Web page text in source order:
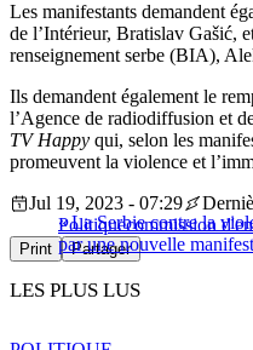
Les manifestants demandent
de l’Intérieur, Bratislav Gašić,
renseignement serbe (BIA),
Ils demandent également le
l’Agence de radiodiffusion et
TV Happy qui, selon les
promeuvent la violence et
« La Serbie contre la
par une nouvelle
Jul 19, 2023 - 07:29
Politiquecommission
Print Partager
LES PLUS LUS